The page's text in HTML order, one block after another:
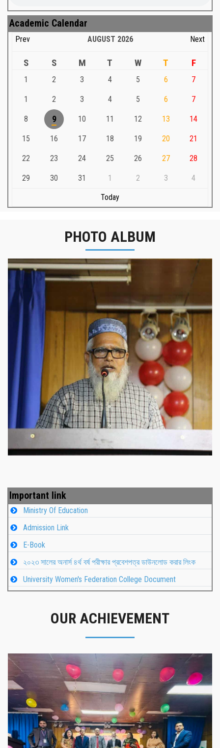
Academic Calendar
Prev AUGUST 2026 Next
S S M T W T F
1 2 3 4 5 6 7
1 2 3 4 5 6 7
8 9 10 11 12 13 14
15 16 17 18 19 20 21
22 23 24 25 26 27 28
29 30 31 1 2 3 4
Today
PHOTO ALBUM
নবীনবরণ - ২০২৫
Important link
Ministry Of Education
Admission Link
E-Book
২০২৩ সালের অনার্স ৪র্থ বর্ষ পরীক্ষার প্রবেশপত্র ডাউনলোড করার লিংক
University Women's Federation College Document
OUR ACHIEVEMENT